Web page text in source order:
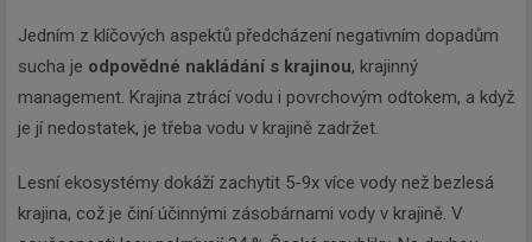
Jedním z klíčových aspektů předcházení negativním dopadům
sucha je odpovědné nakládání s krajinou, krajinný
management. Krajina ztrácí vodu i povrchovým odtokem, a když
je jí nedostatek, je třeba vodu v krajině zadržet.
Lesní ekosystémy dokáží zachytit 5-9x více vody než bezlesá
krajina, což je činí účinnými zásobárnami vody v krajině. V